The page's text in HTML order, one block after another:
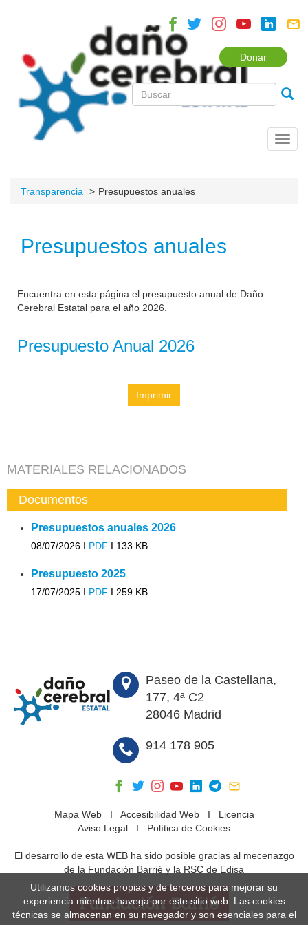
Donar
Transparencia Presupuestos anuales
Presupuestos anuales
Encuentra en esta página el presupuesto anual de Daño
Cerebral Estatal para el año 2026.
Presupuesto Anual 2026
Imprimir
MATERIALES RELACIONADOS
Documentos
Presupuestos anuales 2026
08/07/2026 I PDF I 133 KB
Presupuesto 2025
17/07/2025 I PDF I 259 KB
Paseo de la Castellana,
177, 4ª C2
28046 Madrid
914 178 905
Mapa WebI Accesibilidad WebI Licencia
Aviso Legal I Política de Cookies
El desarrollo de esta WEB ha sido posible gracias al mecenazgo
de la Fundación Barrié y la RSC de Edisa
Utilizamos cookies propias y de terceros para mejorar su
experiencia mientras navega por este sitio web. Las cookies
técnicas se almacenan en su navegador y son esenciales para el